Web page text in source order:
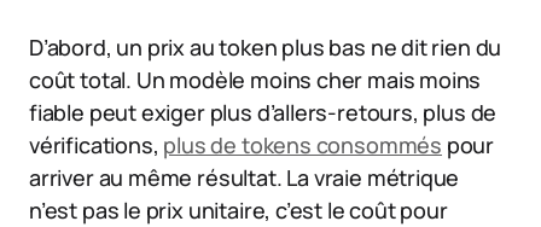
D’abord, un prix au token plus bas ne dit rien du
coût total. Un modèle moins cher mais moins
fiable peut exiger plus d’allers-retours, plus de
vérifications, plus de tokens consommés pour
arriver au même résultat. La vraie métrique
n’est pas le prix unitaire, c’est le coût pour